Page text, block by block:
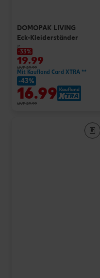
DOMOPAK LIVING
Eck-Kleiderständer
je
-33%
19.99
UVP 29.99
Mit Kaufland Card XTRA **
-43%
16.99
UVP 29.99